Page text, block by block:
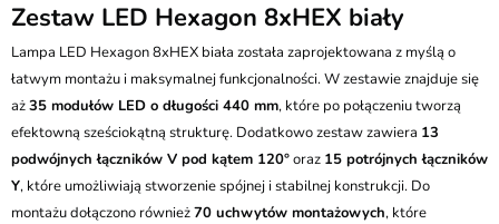
Zestaw LED Hexagon 8xHEX biały
Lampa LED Hexagon 8xHEX biała została zaprojektowana z myślą o
łatwym montażu i maksymalnej funkcjonalności. W zestawie znajduje się
aż35 modułów LED o długości 440 mm, które po połączeniu tworzą
efektowną sześciokątną strukturę. Dodatkowo zestaw zawiera 13
podwójnych łączników V pod kątem 120°oraz 15 potrójnych łączników
Y, które umożliwiają stworzenie spójnej i stabilnej konstrukcji. Do
montażu dołączono również70 uchwytów montażowych, które